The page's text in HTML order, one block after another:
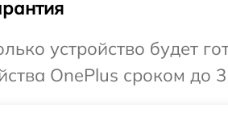
устройство будет
OnePlus сроком до 3